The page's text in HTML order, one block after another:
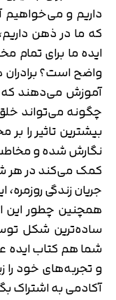
داریم و می‌خواهیم
که ما در ذهن
ایده ما برای تمام
واضح است؟
آموزش می‌دهند که
چگونه می‌تواند
بیشترین تاثیر را
نگارش شده و
کمک می‌کند در هر
جریان زندگی
همچنین چطور این
ساده‌ترین شکل
شما هم کتاب ایده
و تجربه‌های خود را
آکادمی به اشتراک